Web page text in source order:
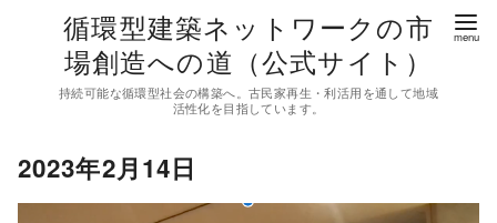
循環型建築ネットワークの市
場創造への道（公式サイト）
持続可能な循環型社会の構築へ。古民家再生・利活用を通して地域
活性化を目指しています。
2023年2月14日